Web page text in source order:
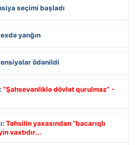
seçimi başladı
yanğın
ödənildi
“Şahsevənliklə dövlət qurulmaz” -
Təhsilin yaxasından “bacarıqlı
vaxtıdır...